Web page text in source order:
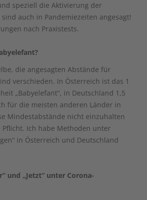
speziell die Aktivierung der
auch in Pandemiezeiten angesagt!
nach Praxistests.
die angesagten Abstände für
verschieden. In Österreich ist das 1
„Babyelefant“, in Deutschland 1,5
für die meisten anderen Länder in
Mindestabstände nicht einzuhalten
Pflicht. Ich habe Methoden unter
in Österreich und Deutschland
und „Jetzt“ unter Corona-